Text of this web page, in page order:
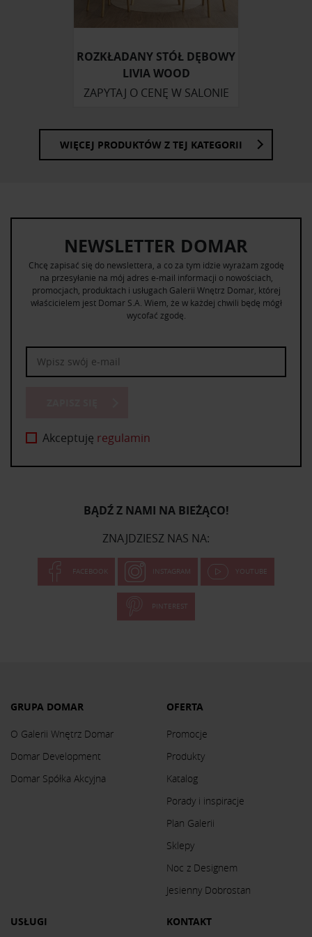
otrzymanymi od Ciebie lub uzyskanymi podczas
korzystania z ich usług.
ROZKŁADANY STÓŁ DĘBOWY
LIVIA WOOD
ZAPYTAJ O CENĘ W SALONIE
WIĘCEJ PRODUKTÓW Z TEJ KATEGORII
NEWSLETTER DOMAR
Chcę zapisać się do newslettera, a co za tym idzie wyrażam zgodę
na przesyłanie na mój adres e-mail informacji o nowościach,
promocjach, produktach i usługach Galerii Wnętrz Domar, której
właścicielem jest Domar S.A. Wiem, że w każdej chwili będę mógł
wycofać zgodę.
Akceptuję regulamin
BĄDŹ Z NAMI NA BIEŻĄCO!
ZNAJDZIESZ NAS NA:
FACEBOOK INSTAGRAM YOUTUBE
PINTEREST
GRUPA DOMAR
O Galerii Wnętrz Domar
Domar Development
Domar Spółka Akcyjna
OFERTA
Promocje
Produkty
Katalog
Porady i inspiracje
Plan Galerii
Sklepy
Noc z Designem
Jesienny Dobrostan
USŁUGI KONTAKT